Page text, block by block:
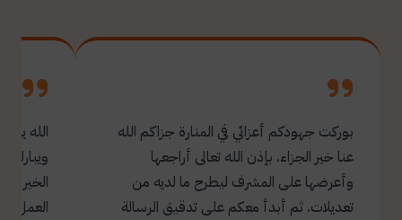
بوركت جهودكم أعزائي في المنارة جزاكم الله
عنا خير الجزاء. بإذن الله تعالى أراجعها
وأعرضها على المشرف ليطرح ما لديه من
تعديلات. ثم أبدأ معكم على تدقيق الرسالة
الله
العمل.